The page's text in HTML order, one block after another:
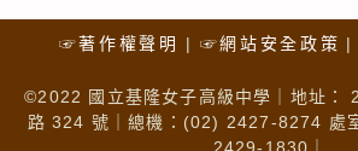
☞著作權聲明 ☞網站安全政策
©2022 國立基隆女子高級中學｜地址：
路 324 號｜總機：(02) 2427-8274 處
2429-1830｜